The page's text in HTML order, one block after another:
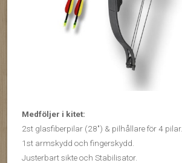
Medföljer i kitet:
2st glasfiberpilar (28″) & pilhållare för 4 pilar.
1st armskydd och fingerskydd.
Justerbart sikte och Stabilisator.